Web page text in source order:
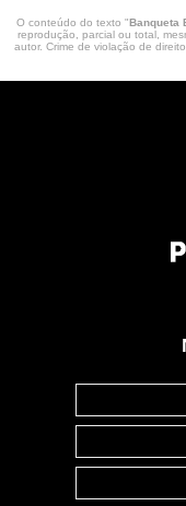
O conteúdo do texto "Banqueta
reprodução, parcial ou total,
autor. Crime de violação de